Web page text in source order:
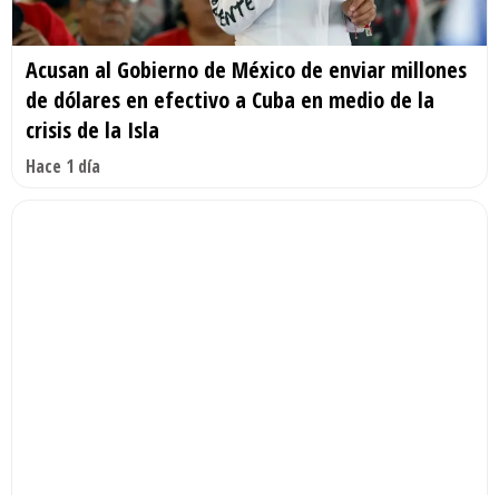
Acusan al Gobierno de México de enviar millones
de dólares en efectivo a Cuba en medio de la
crisis de la Isla
Hace 1 día